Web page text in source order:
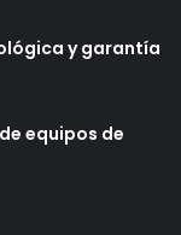
y garantía
equipos de